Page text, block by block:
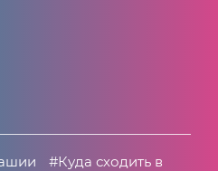
#Куда сходить в